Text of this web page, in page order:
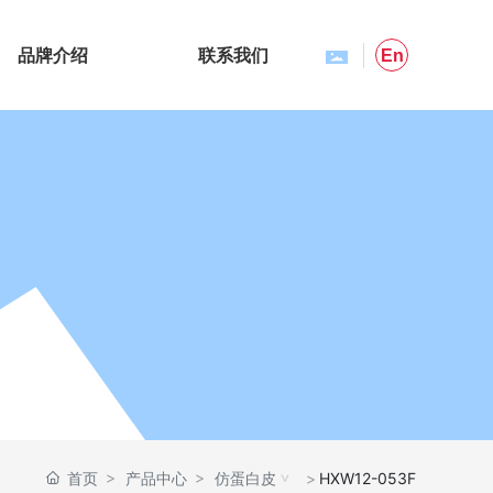
品牌介绍 联系我们 En
首页 产品中心 仿蛋白皮 HXW12-053F